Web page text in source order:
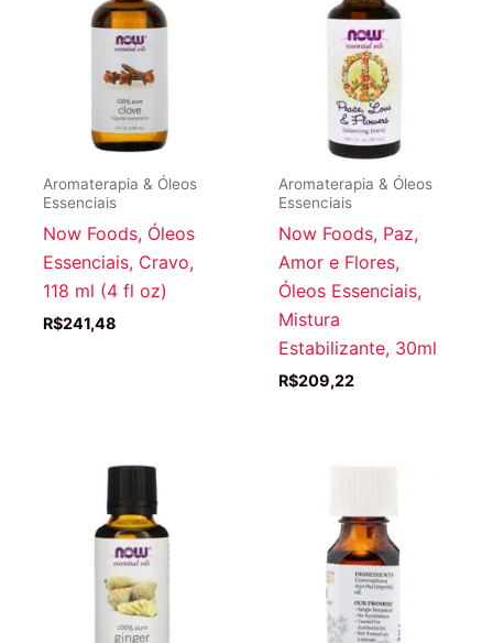
Aromaterapia & Óleos
Essenciais
Now Foods, Óleos
Essenciais, Cravo,
118 ml (4 fl oz)
R$241,48
Aromaterapia & Óleos
Essenciais
Now Foods, Paz,
Amor e Flores,
Óleos Essenciais,
Mistura
Estabilizante, 30ml
R$209,22